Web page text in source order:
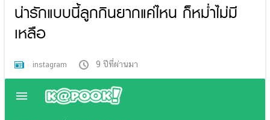
น่ารักแบบนี้ลูกกินยากแค่ไหน ก็หม่ำไม่มี
เหลือ
instagram 9 ปีที่ผ่านมา